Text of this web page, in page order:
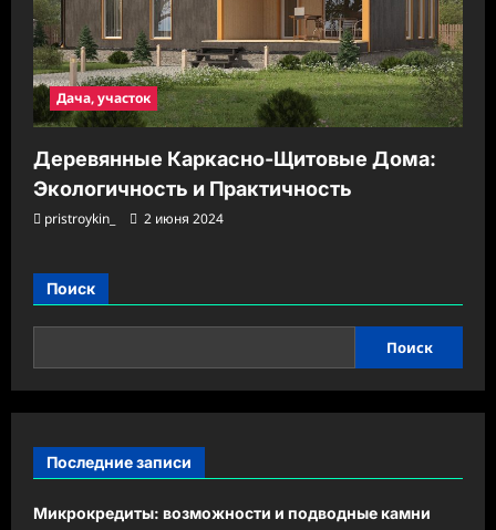
Дача, участок
Деревянные Каркасно-Щитовые Дома:
Экологичность и Практичность
pristroykin_ 2 июня 2024
Поиск
Поиск
Последние записи
Микрокредиты: возможности и подводные камни